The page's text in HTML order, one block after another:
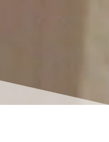
Peinture sur